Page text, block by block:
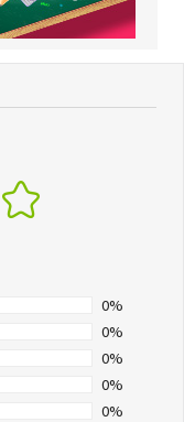
0%
0%
0%
0%
0%